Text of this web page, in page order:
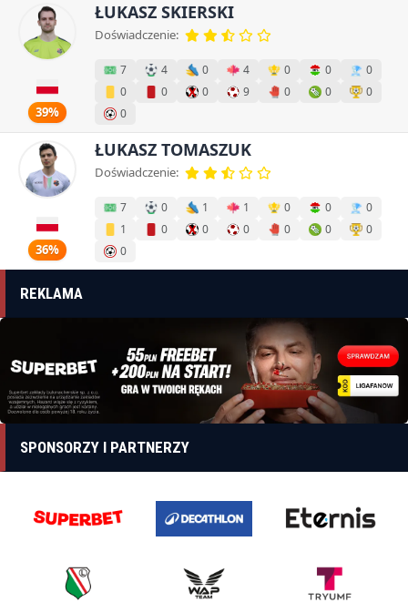
39%
ŁUKASZ SKIERSKI
Doświadczenie:
7 4 0 4 0 0
0
0
0 0 9 0 0
0
0
36%
ŁUKASZ TOMASZUK
Doświadczenie:
7 0 1 1 0 0
0
1
0 0 0 0 0
0
0
REKLAMA